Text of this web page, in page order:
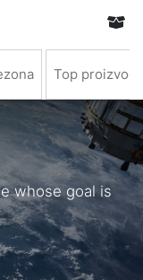
Top proizvodi
whose goal is